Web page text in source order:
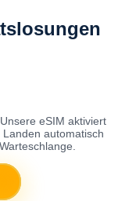
eSIM aktiviert
automatisch